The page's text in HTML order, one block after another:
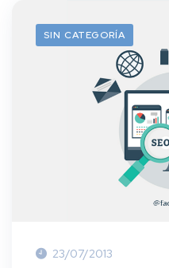
SIN CATEGORÍA
23/07/2013